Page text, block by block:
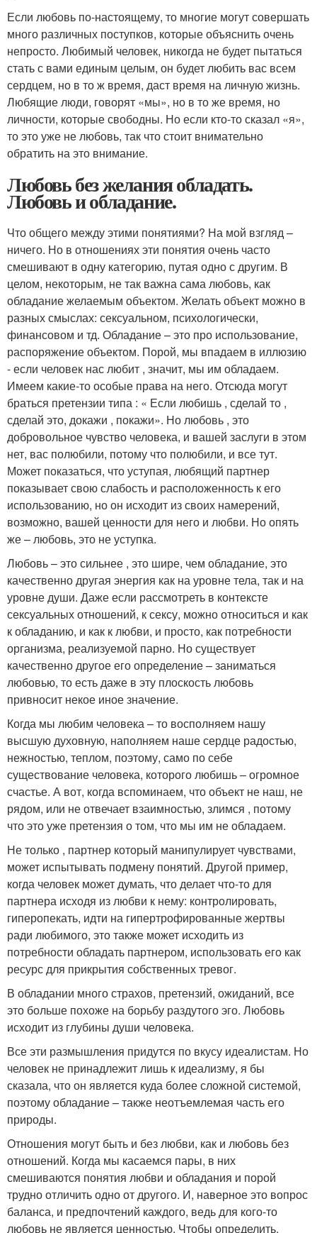
Если любовь по-настоящему, то многие могут совершать
много различных поступков, которые объяснить очень
непросто. Любимый человек, никогда не будет пытаться
стать с вами единым целым, он будет любить вас всем
сердцем, но в то ж время, даст время на личную жизнь.
Любящие люди, говорят «мы», но в то же время, но
личности, которые свободны. Но если кто-то сказал «я»,
то это уже не любовь, так что стоит внимательно
обратить на это внимание.
Любовь без желания обладать.
Любовь и обладание.
Что общего между этими понятиями? На мой взгляд –
ничего. Но в отношениях эти понятия очень часто
смешивают в одну категорию, путая одно с другим. В
целом, некоторым, не так важна сама любовь, как
обладание желаемым объектом. Желать объект можно в
разных смыслах: сексуальном, психологически,
финансовом и тд. Обладание – это про использование,
распоряжение объектом. Порой, мы впадаем в иллюзию
- если человек нас любит , значит, мы им обладаем.
Имеем какие-то особые права на него. Отсюда могут
браться претензии типа : « Если любишь , сделай то ,
сделай это, докажи , покажи». Но любовь , это
добровольное чувство человека, и вашей заслуги в этом
нет, вас полюбили, потому что полюбили, и все тут.
Может показаться, что уступая, любящий партнер
показывает свою слабость и расположенность к его
использованию, но он исходит из своих намерений,
возможно, вашей ценности для него и любви. Но опять
же – любовь, это не уступка.
Любовь – это сильнее , это шире, чем обладание, это
качественно другая энергия как на уровне тела, так и на
уровне души. Даже если рассмотреть в контексте
сексуальных отношений, к сексу, можно относиться и как
к обладанию, и как к любви, и просто, как потребности
организма, реализуемой парно. Но существует
качественно другое его определение – заниматься
любовью, то есть даже в эту плоскость любовь
привносит некое иное значение.
Когда мы любим человека – то восполняем нашу
высшую духовную, наполняем наше сердце радостью,
нежностью, теплом, поэтому, само по себе
существование человека, которого любишь – огромное
счастье. А вот, когда вспоминаем, что объект не наш, не
рядом, или не отвечает взаимностью, злимся , потому
что это уже претензия о том, что мы им не обладаем.
Не только , партнер который манипулирует чувствами,
может испытывать подмену понятий. Другой пример,
когда человек может думать, что делает что-то для
партнера исходя из любви к нему: контролировать,
гиперопекать, идти на гипертрофированные жертвы
ради любимого, это также может исходить из
потребности обладать партнером, использовать его как
ресурс для прикрытия собственных тревог.
В обладании много страхов, претензий, ожиданий, все
это больше похоже на борьбу раздутого эго. Любовь
исходит из глубины души человека.
Все эти размышления придутся по вкусу идеалистам. Но
человек не принадлежит лишь к идеализму, я бы
сказала, что он является куда более сложной системой,
поэтому обладание – также неотъемлемая часть его
природы.
Отношения могут быть и без любви, как и любовь без
отношений. Когда мы касаемся пары, в них
смешиваются понятия любви и обладания и порой
трудно отличить одно от другого. И, наверное это вопрос
баланса, и предпочтений каждого, ведь для кого-то
любовь не является ценностью. Чтобы определить,